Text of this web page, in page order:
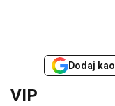
Dodaj
VIP